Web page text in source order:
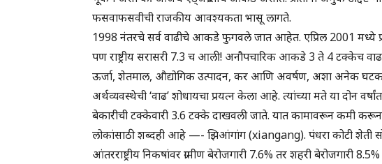
फसवाफसवीची राजकीय आवश्यकता भासू लागते.
1998 नंतरचे सर्व वाढीचे आकडे फुगवले जात आहेत. एप्रिल 2001 मध्ये
पण राष्ट्रीय सरासरी 7.3 च आली! अनौपचारिक आकडे 3 ते 4 टक्केच वाढ
ऊर्जा, शेतमाल, औद्योगिक उत्पादन, कर आणि अवर्षण, अशा अनेक
अर्थव्यवस्थेची ‘वाढ’ शोधायचा प्रयत्न केला आहे. त्यांच्या मते या दोन
बेकारीची टक्केवारी 3.6 टक्के दाखवली जाते. यात कामावरून कमी
लोकांसाठी शब्दही आहे —- झिआंगांग (xiangang). पंधरा कोटी शेती
आंतरराष्ट्रीय निकषांवर ग्रामीण बेरोजगारी 7.6% तर शहरी